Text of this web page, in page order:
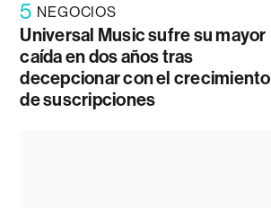
5 NEGOCIOS
Universal Music sufre su mayor
caída en dos años tras
decepcionar con el crecimiento
de suscripciones